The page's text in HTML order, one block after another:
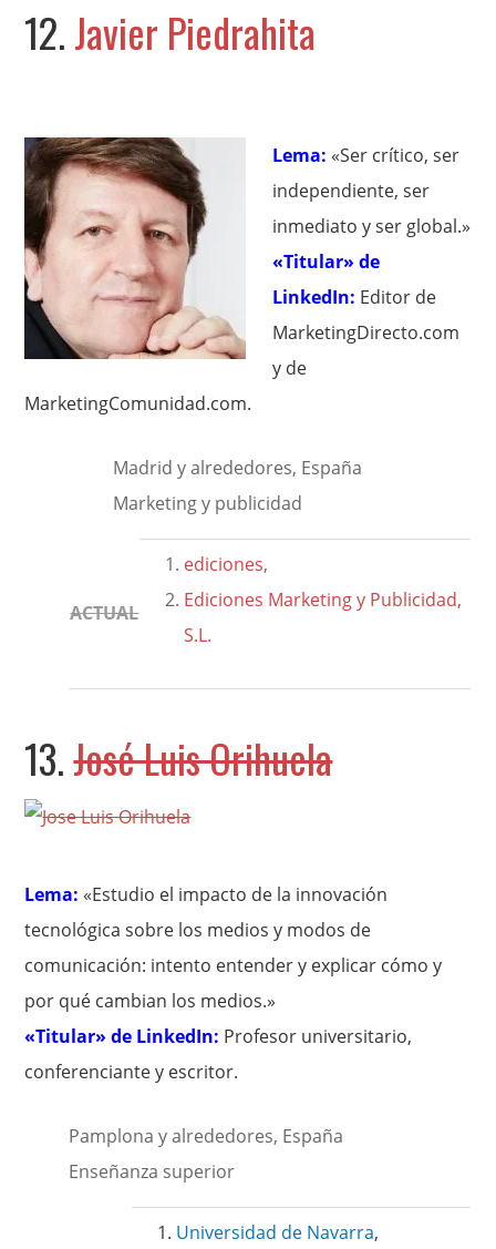
12.Javier Piedrahita
Lema: «Ser crítico, ser
independiente, ser
inmediato y ser global.»
«Titular» de
LinkedIn: Editor de
MarketingDirecto.com
y de
MarketingComunidad.com.
Madrid y alrededores, España
Marketing y publicidad
ACTUAL
ediciones,
Ediciones Marketing y Publicidad,
S.L.
13.José Luis Orihuela
Lema: «Estudio el impacto de la innovación
tecnológica sobre los medios y modos de
comunicación: intento entender y explicar cómo y
por qué cambian los medios.»
«Titular» de LinkedIn: Profesor universitario,
conferenciante y escritor.
Pamplona y alrededores, España
Enseñanza superior
Universidad de Navarra,